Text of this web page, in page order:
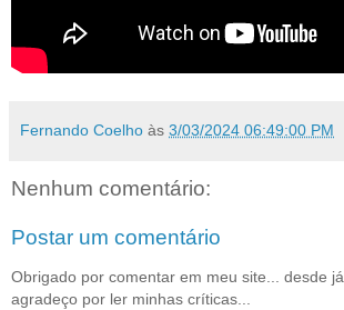
Fernando Coelho às 3/03/2024 06:49:00 PM
Nenhum comentário:
Postar um comentário
Obrigado por comentar em meu site... desde já
agradeço por ler minhas críticas...